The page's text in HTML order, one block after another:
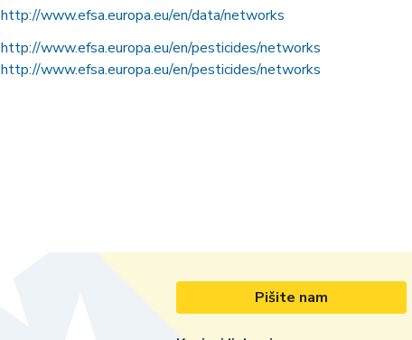
http://www.efsa.europa.eu/en/data/networks
http://www.efsa.europa.eu/en/pesticides/networks
http://www.efsa.europa.eu/en/pesticides/networks
Pišite nam